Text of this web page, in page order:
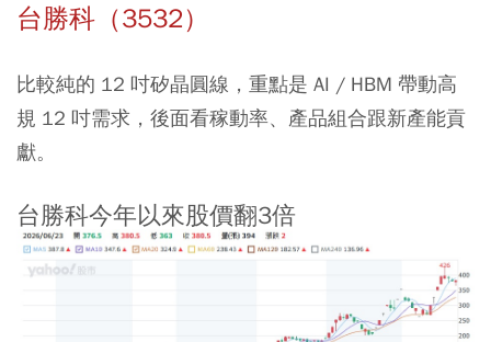
台勝科（3532）
比較純的 12 吋矽晶圓線，重點是 AI / HBM 帶動高
規 12 吋需求，後面看稼動率、產品組合跟新產能貢
獻。
台勝科今年以來股價翻3倍